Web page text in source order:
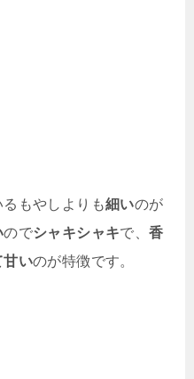
もやしよりも細いのが
のでシャキシャキで、香
甘いのが特徴です。